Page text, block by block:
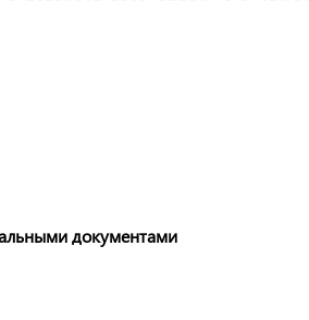
документами